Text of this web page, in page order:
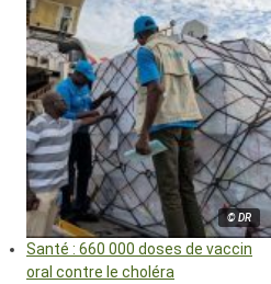
© DR
Santé : 660 000 doses de vaccin
oral contre le choléra